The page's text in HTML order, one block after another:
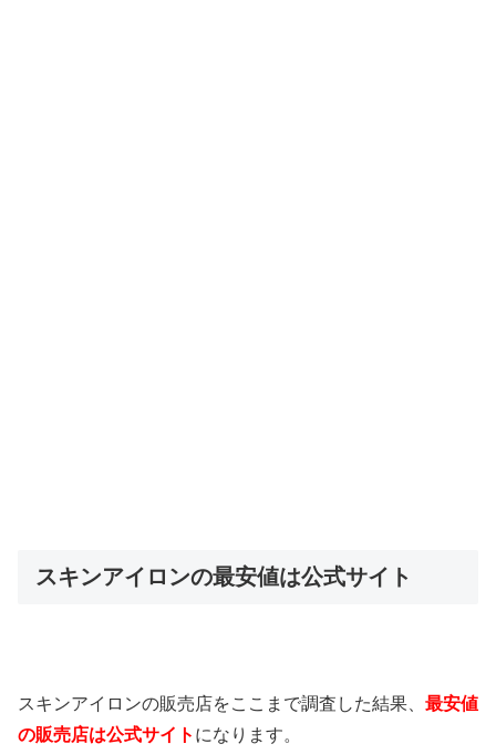
スキンアイロンの最安値は公式サイト
スキンアイロンの販売店をここまで調査した結果、 最安値
の販売店は公式サイト になります。